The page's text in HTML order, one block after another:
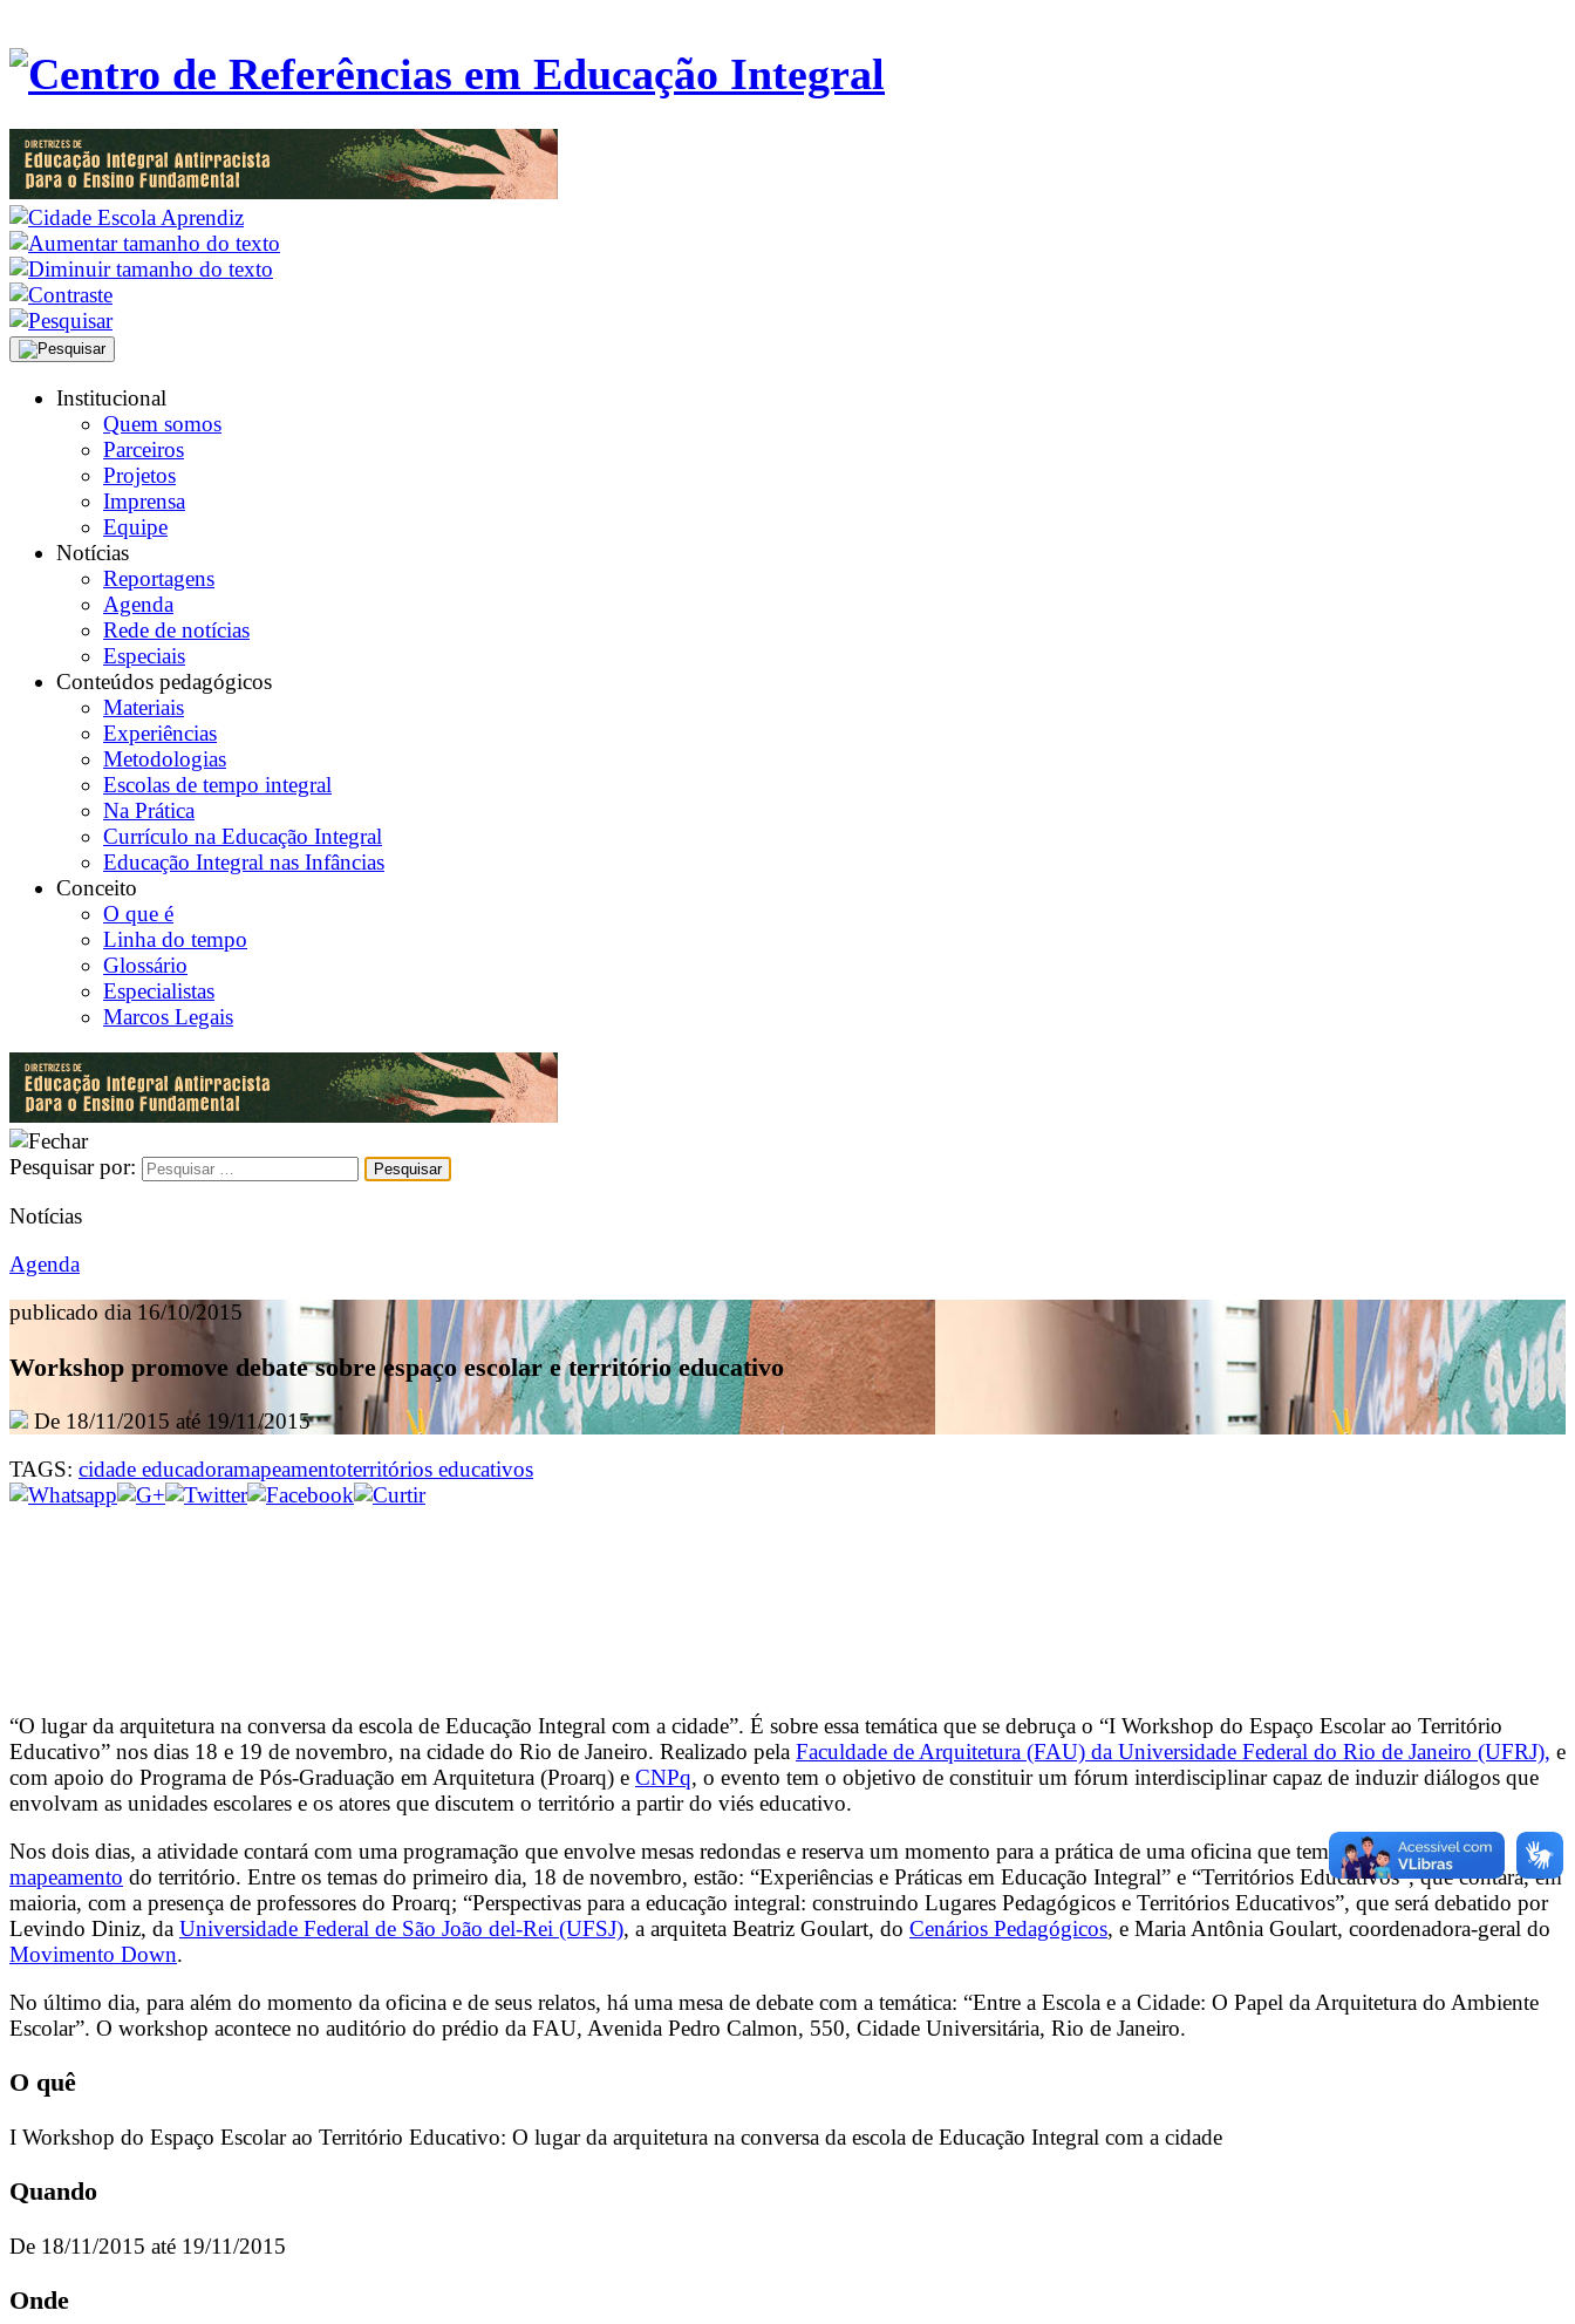
Institucional
Quem somos
Parceiros
Projetos
Imprensa
Equipe
Notícias
Reportagens
Agenda
Rede de notícias
Especiais
Conteúdos pedagógicos
Materiais
Experiências
Metodologias
Escolas de tempo integral
Na Prática
Currículo na Educação Integral
Educação Integral nas Infâncias
Conceito
O que é
Linha do tempo
Glossário
Especialistas
Marcos Legais
Pesquisar por:
Notícias
Agenda
publicado dia 16/10/2015
Workshop promove debate sobre espaço escolar e território educativo
De 18/11/2015 até 19/11/2015
TAGS: cidade educadoramapeamentoterritórios educativos
“O lugar da arquitetura na conversa da escola de Educação Integral com a cidade”. É sobre essa temática que se debruça o “I Workshop do Espaço Escolar ao Território
Educativo” nos dias 18 e 19 de novembro, na cidade do Rio de Janeiro. Realizado pela Faculdade de Arquitetura (FAU) da Universidade Federal do Rio de Janeiro (UFRJ), e
com apoio do Programa de Pós-Graduação em Arquitetura (Proarq) e CNPq, o evento tem o objetivo de constituir um fórum interdisciplinar capaz de induzir diálogos que
envolvam as unidades escolares e os atores que discutem o território a partir do viés educativo.
Nos dois dias, a atividade contará com uma programação que envolve mesas redondas e reserva um momento para a prática de uma oficina que tem como proposta o
mapeamento do território. Entre os temas do primeiro dia, 18 de novembro, estão: “Experiências e Práticas em Educação Integral” e “Territórios Educativos”, que contará, em
maioria, com a presença de professores do Proarq; “Perspectivas para a educação integral: construindo Lugares Pedagógicos e Territórios Educativos”, que será debatido por
Levindo Diniz, da Universidade Federal de São João del-Rei (UFSJ), a arquiteta Beatriz Goulart, do Cenários Pedagógicos, e Maria Antônia Goulart, coordenadora-geral do
Movimento Down.
No último dia, para além do momento da oficina e de seus relatos, há uma mesa de debate com a temática: “Entre a Escola e a Cidade: O Papel da Arquitetura do Ambiente
Escolar”. O workshop acontece no auditório do prédio da FAU, Avenida Pedro Calmon, 550, Cidade Universitária, Rio de Janeiro.
O quê
I Workshop do Espaço Escolar ao Território Educativo: O lugar da arquitetura na conversa da escola de Educação Integral com a cidade
Quando
De 18/11/2015 até 19/11/2015
Onde